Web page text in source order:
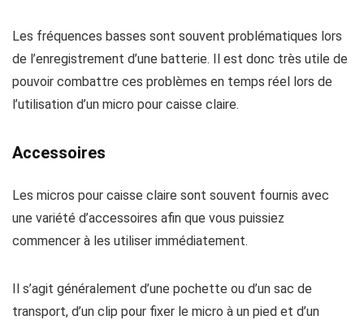
Les fréquences basses sont souvent problématiques lors
de l’enregistrement d’une batterie. Il est donc très utile de
pouvoir combattre ces problèmes en temps réel lors de
l’utilisation d’un micro pour caisse claire.
Accessoires
Les micros pour caisse claire sont souvent fournis avec
une variété d’accessoires afin que vous puissiez
commencer à les utiliser immédiatement.
Il s’agit généralement d’une pochette ou d’un sac de
transport, d’un clip pour fixer le micro à un pied et d’un